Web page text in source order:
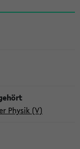
Physik (V)